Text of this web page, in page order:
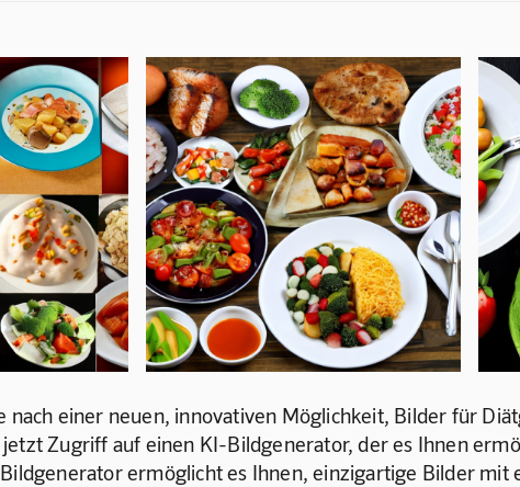
nach einer neuen, innovativen Möglichkeit, Bilder für
Zugriff auf einen KI-Bildgenerator, der es Ihnen
ermöglicht es Ihnen, einzigartige Bilder